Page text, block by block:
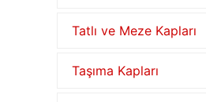
Tatlı ve Meze Kapları
Taşıma Kapları